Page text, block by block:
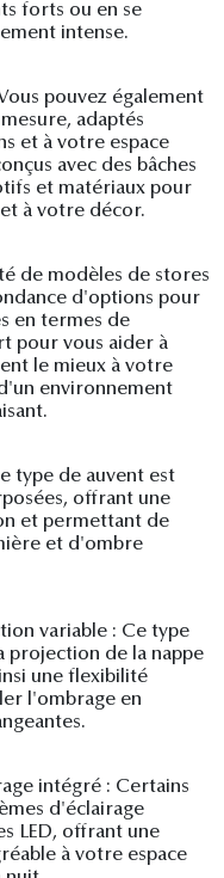
forts ou en se
intense.
pouvez également
adaptés
et à votre espace
avec des bâches
et matériaux pour
à votre décor.
de modèles de stores
d'options pour
en termes de
pour vous aider à
le mieux à votre
environnement
type de auvent est
offrant une
et permettant de
et d'ombre
variable : Ce type
projection de la nappe
une flexibilité
l'ombrage en
intégré : Certains
d'éclairage
LED, offrant une
à votre espace